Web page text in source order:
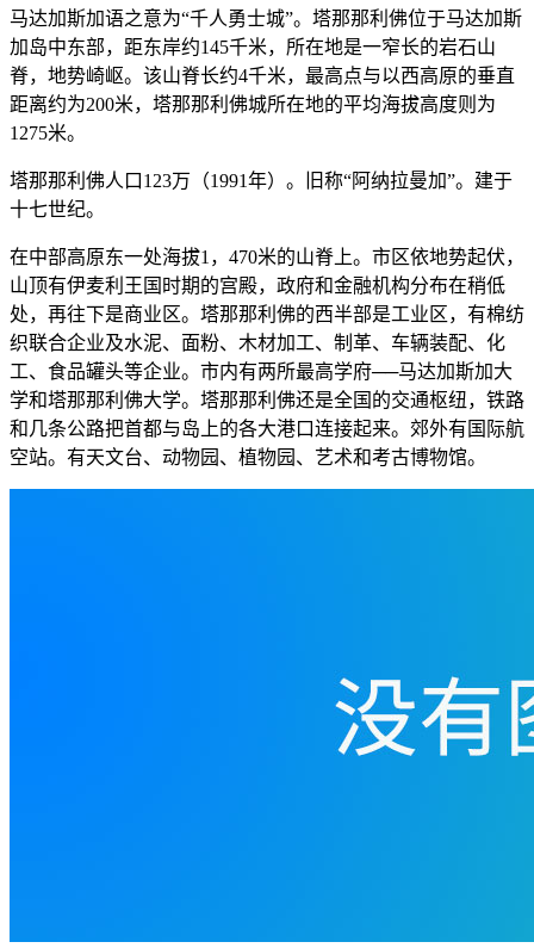
马达加斯加语之意为“千人勇士城”。塔那那利佛位于马达加斯
加岛中东部，距东岸约145千米，所在地是一窄长的岩石山
脊，地势崎岖。该山脊长约4千米，最高点与以西高原的垂直
距离约为200米，塔那那利佛城所在地的平均海拔高度则为
1275米。
塔那那利佛人口123万（1991年）。旧称“阿纳拉曼加”。建于
十七世纪。
在中部高原东一处海拔1，470米的山脊上。市区依地势起伏，
山顶有伊麦利王国时期的宫殿，政府和金融机构分布在稍低
处，再往下是商业区。塔那那利佛的西半部是工业区，有棉纺
织联合企业及水泥、面粉、木材加工、制革、车辆装配、化
工、食品罐头等企业。市内有两所最高学府──马达加斯加大
学和塔那那利佛大学。塔那那利佛还是全国的交通枢纽，铁路
和几条公路把首都与岛上的各大港口连接起来。郊外有国际航
空站。有天文台、动物园、植物园、艺术和考古博物馆。